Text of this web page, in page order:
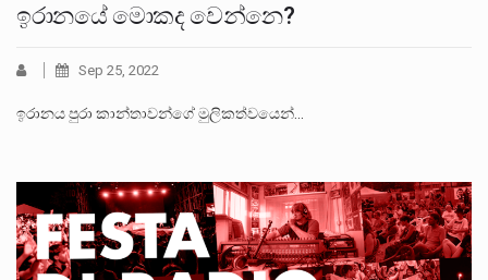
ඉරානයේ මොකද වෙන්නෙ?
Sep 25, 2022
ඉරානය පුරා කාන්තාවන්ගේ මුලිකත්වයෙන්…